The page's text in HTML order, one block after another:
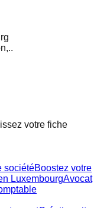
votre fiche
sociétéBoostez votre
LuxembourgAvocat